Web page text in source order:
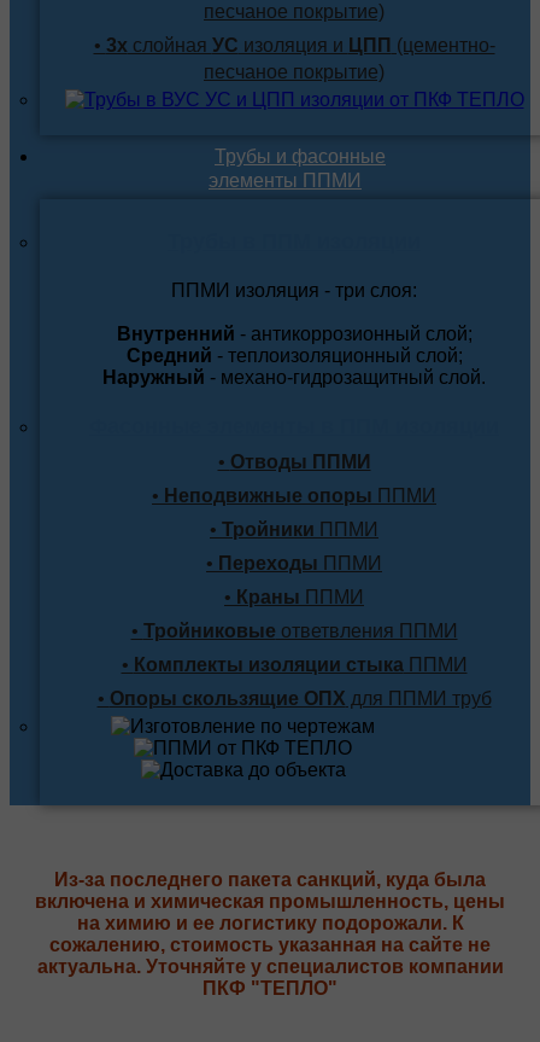
песчаное покрытие)
• 3х слойная УС изоляция и ЦПП (цементно-
песчаное покрытие)
Трубы и фасонные
элементы ППМИ
ППМИ изоляция - три слоя:
Внутренний - антикоррозионный слой;
Средний - теплоизоляционный слой;
Наружный - механо-гидрозащитный слой.
• Отводы ППМИ
• Неподвижные опоры ППМИ
• Тройники ППМИ
• Переходы ППМИ
• Краны ППМИ
• Тройниковые ответвления ППМИ
• Комплекты изоляции стыкаППМИ
• Опоры скользящие ОПХ для ППМИ труб
Из-за последнего пакета санкций, куда была
включена и химическая промышленность, цены
на химию и ее логистику подорожали. К
сожалению, стоимость указанная на сайте не
актуальна. Уточняйте у специалистов компании
ПКФ "ТЕПЛО"